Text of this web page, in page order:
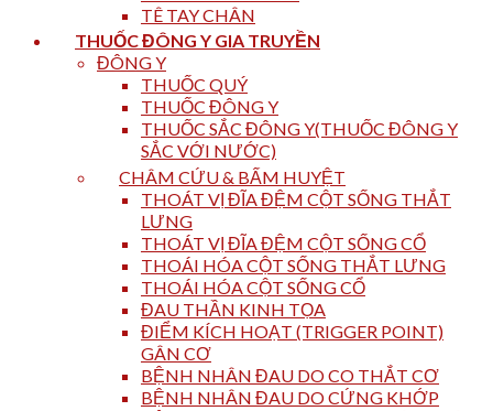
TÊ TAY CHÂN
THUỐC ĐÔNG Y GIA TRUYỀN
ĐÔNG Y
THUỐC QUÝ
THUỐC ĐÔNG Y
THUỐC SẮC ĐÔNG Y(THUỐC ĐÔNG Y
SẮC VỚI NƯỚC)
CHÂM CỨU & BẤM HUYỆT
THOÁT VỊ ĐĨA ĐỆM CỘT SỐNG THẮT
LƯNG
THOÁT VỊ ĐĨA ĐỆM CỘT SỐNG CỔ
THOÁI HÓA CỘT SỐNG THẮT LƯNG
THOÁI HÓA CỘT SỐNG CỔ
ĐAU THẦN KINH TỌA
ĐIỂM KÍCH HOẠT (TRIGGER POINT)
GÂN CƠ
BỆNH NHÂN ĐAU DO CO THẮT CƠ
BỆNH NHÂN ĐAU DO CỨNG KHỚP